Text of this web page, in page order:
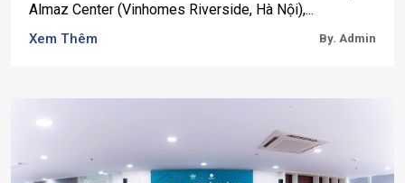
Almaz Center (Vinhomes Riverside, Hà Nội),...
Xem Thêm By. Admin